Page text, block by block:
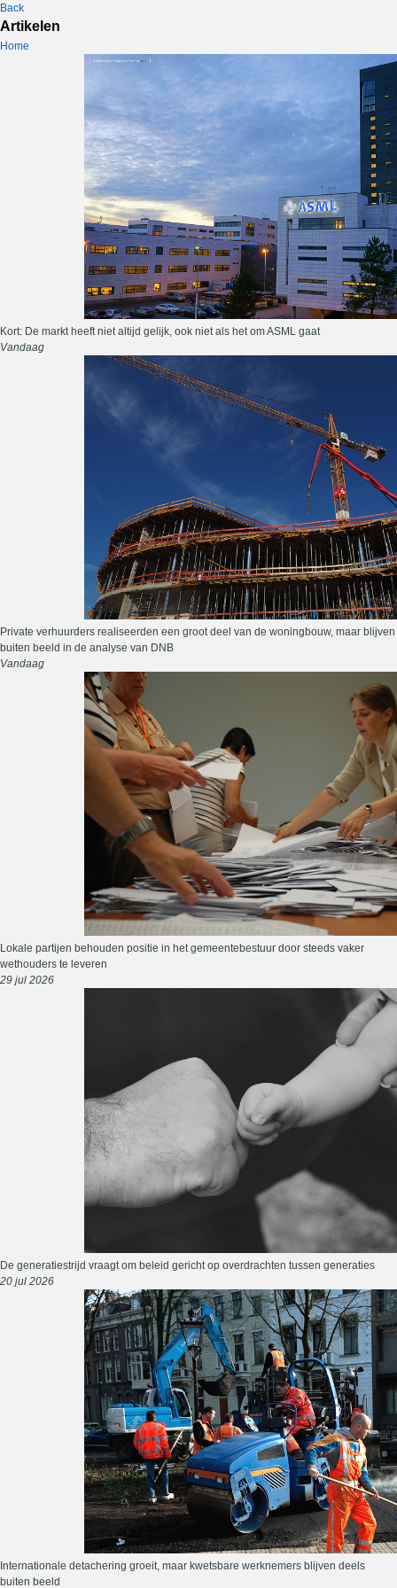
Back
Artikelen
Home
Kort: De markt heeft niet altijd gelijk, ook niet als het om ASML gaat
Vandaag
Private verhuurders realiseerden een groot deel van de woningbouw, maar blijven
buiten beeld in de analyse van DNB
Vandaag
Lokale partijen behouden positie in het gemeentebestuur door steeds vaker
wethouders te leveren
29 jul 2026
De generatiestrijd vraagt om beleid gericht op overdrachten tussen generaties
20 jul 2026
Internationale detachering groeit, maar kwetsbare werknemers blijven deels
buiten beeld